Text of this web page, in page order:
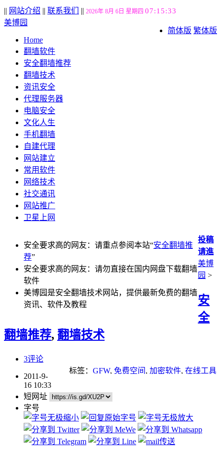
|| 网站介绍 || 联系我们 || 2026年 8月 6日 星期四 07:15:34
简体版 繁体版
美博园
Home
翻墙软件
安全翻墙推荐
翻墙技术
资讯安全
代理服务器
电脑安全
文化人生
手机翻墙
自建代理
网站建立
常用软件
网络技术
社交通讯
网站推广
卫星上网
安全要求高的网友：请重点参阅本站“安全翻墙推
荐”
安全要求高的网友：请勿直接在国内网盘下载翻墙
软件
美博园是安全翻墙技术网站，提供最新免费的翻墙
资讯、软件及教程
投稿
请進
美博
园 >
安
全
翻墙推荐, 翻墙技术
3评论
标签： GFW, 免费空间 , 加密软件, 在线工具
2011-9-
16 10:33
短网址
字号